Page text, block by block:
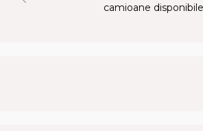
camioane disponibile